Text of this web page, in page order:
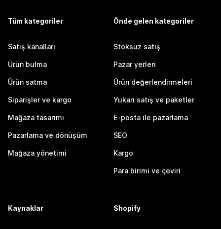
Tüm kategoriler
Satış kanalları
Ürün bulma
Ürün satma
Siparişler ve kargo
Mağaza tasarımı
Pazarlama ve dönüşüm
Mağaza yönetimi
Önde gelen kategoriler
Stoksuz satış
Pazar yerleri
Ürün değerlendirmeleri
Yukarı satış ve paketler
E-posta ile pazarlama
SEO
Kargo
Para birimi ve çeviri
Kaynaklar Shopify